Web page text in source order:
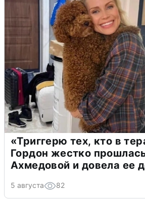
«Триггерю тех, кто в
Гордон жестко
Ахмедовой и довела ее
5 августа 82